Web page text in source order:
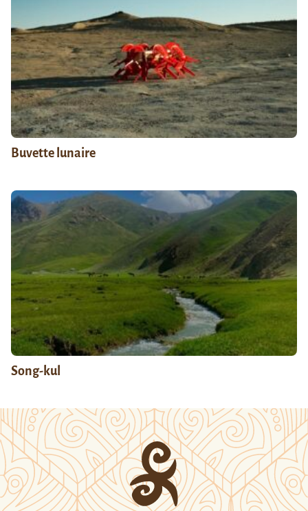
Buvette lunaire
Song-kul